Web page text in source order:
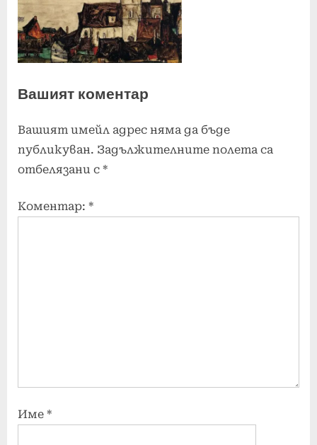
Вашият коментар
Вашият имейл адрес няма да бъде
публикуван. Задължителните полета са
отбелязани с *
Коментар: *
Име *